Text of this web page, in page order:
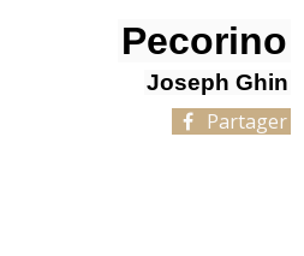
Pecorino
Joseph Ghin
Partager